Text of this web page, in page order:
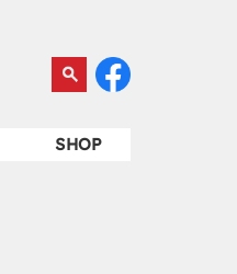
SHOP